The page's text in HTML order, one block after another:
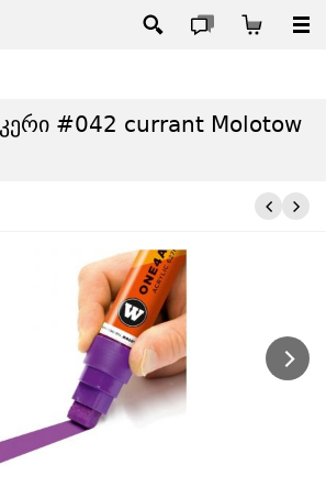
#042 currant Molotow